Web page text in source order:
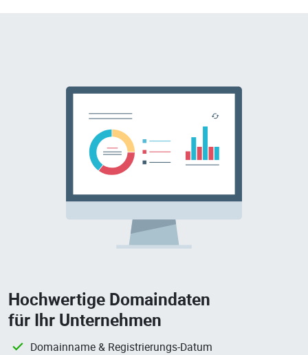
Hochwertige Domaindaten
für Ihr Unternehmen
Domainname & Registrierungs-Datum